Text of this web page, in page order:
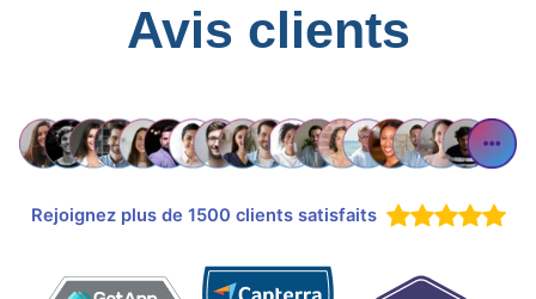
Avis clients
Rejoignez plus de 1500 clients satisfaits